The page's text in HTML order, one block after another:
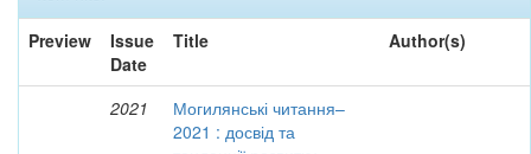
Preview
Issue
Date
Title Author(s)
2021
Могилянські читання–
2021 : досвід та